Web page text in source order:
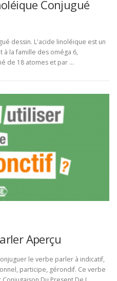
Conjugué
dessin. L'acide linoléique est un
à la famille des oméga 6,
de 18 atomes et par …
Aperçu
le verbe parler à indicatif,
participe, gérondif. Ce verbe